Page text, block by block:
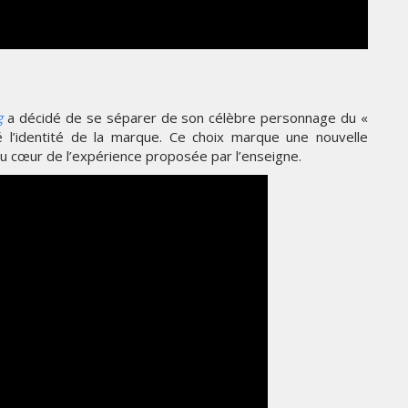
a décidé de se séparer de son célèbre personnage du «
de la marque. Ce choix marque une nouvelle
de l’expérience proposée par l’enseigne.